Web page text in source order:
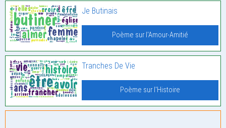
Je Butinais
Poème sur l'Amour-Amitié
Tranches De Vie
Poème sur l'Histoire